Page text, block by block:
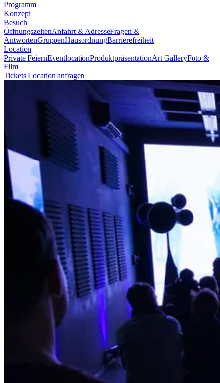
Programm
Konzept
Besuch
ÖffnungszeitenAnfahrt & AdresseFragen &
AntwortenGruppenHausordnungBarrierefreiheit
Location
Private FeiernEventlocationProduktpräsentationArt GalleryFoto &
Film
Tickets Location anfragen